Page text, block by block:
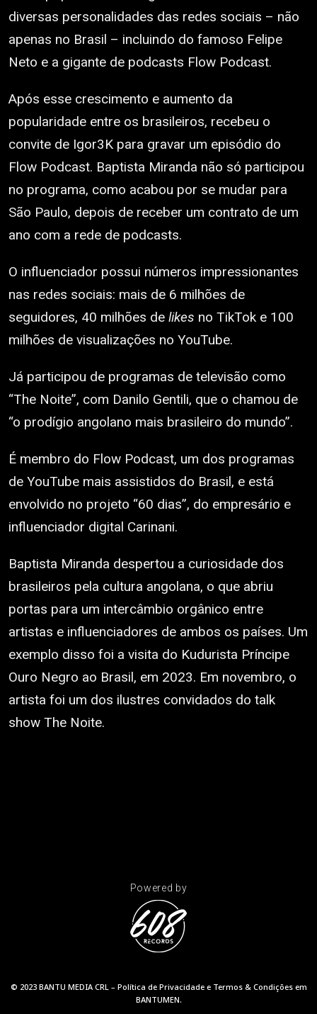
diversas personalidades das redes sociais – não
apenas no Brasil – incluindo do famoso Felipe
Neto e a gigante de podcasts Flow Podcast.
Após esse crescimento e aumento da
popularidade entre os brasileiros, recebeu o
convite de Igor3K para gravar um episódio do
Flow Podcast. Baptista Miranda não só participou
no programa, como acabou por se mudar para
São Paulo, depois de receber um contrato de um
ano com a rede de podcasts.
O influenciador possui números impressionantes
nas redes sociais: mais de 6 milhões de
seguidores, 40 milhões de likes no TikTok e 100
milhões de visualizações no YouTube.
Já participou de programas de televisão como
“The Noite”, com Danilo Gentili, que o chamou de
“o prodígio angolano mais brasileiro do mundo”.
É membro do Flow Podcast, um dos programas
de YouTube mais assistidos do Brasil, e está
envolvido no projeto “60 dias”, do empresário e
influenciador digital Carinani.
Baptista Miranda despertou a curiosidade dos
brasileiros pela cultura angolana, o que abriu
portas para um intercâmbio orgânico entre
artistas e influenciadores de ambos os países. Um
exemplo disso foi a visita do Kudurista Príncipe
Ouro Negro ao Brasil, em 2023. Em novembro, o
artista foi um dos ilustres convidados do talk
show The Noite.
Powered by
© 2023 BANTU MEDIA CRL – Política de Privacidade e Termos & Condiçõesem
BANTUMEN.